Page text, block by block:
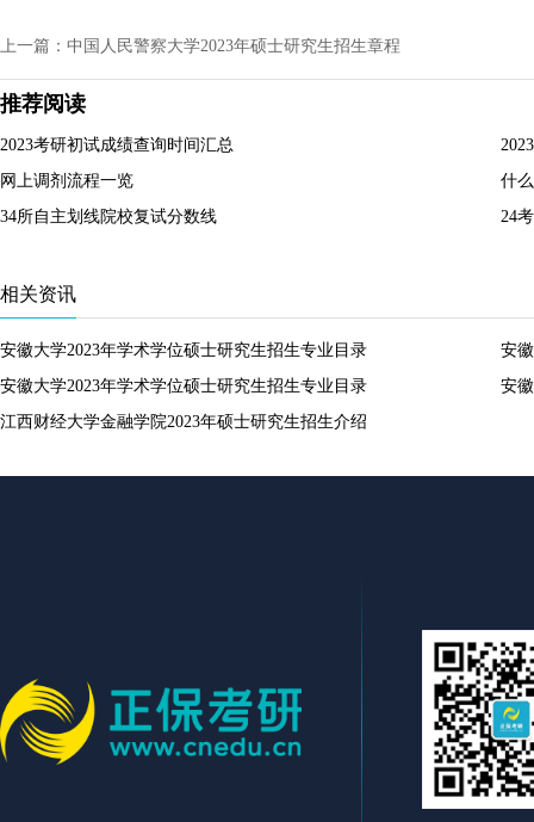
上一篇：中国人民警察大学2023年硕士研究生招生章程
推荐阅读
2023考研初试成绩查询时间汇总
网上调剂流程一览
什
34所自主划线院校复试分数线
24
相关资讯
安徽大学2023年学术学位硕士研究生招生专业目录
安
安徽大学2023年学术学位硕士研究生招生专业目录
安
江西财经大学金融学院2023年硕士研究生招生介绍